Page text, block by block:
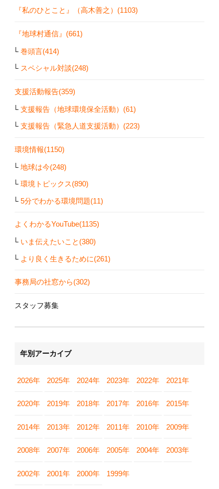
『私のひとこと』（高木善之）(1103)
『地球村通信』(661)
巻頭言(414)
スペシャル対談(248)
支援活動報告(359)
支援報告（地球環境保全活動）(61)
支援報告（緊急人道支援活動）(223)
環境情報(1150)
地球は今(248)
環境トピックス(890)
5分でわかる環境問題(11)
よくわかるYouTube(1135)
いま伝えたいこと(380)
より良く生きるために(261)
事務局の社窓から(302)
スタッフ募集
年別アーカイブ
2026年 2025年 2024年 2023年 2022年 2021年
2020年 2019年 2018年 2017年 2016年 2015年
2014年 2013年 2012年 2011年 2010年 2009年
2008年 2007年 2006年 2005年 2004年 2003年
2002年 2001年 2000年 1999年